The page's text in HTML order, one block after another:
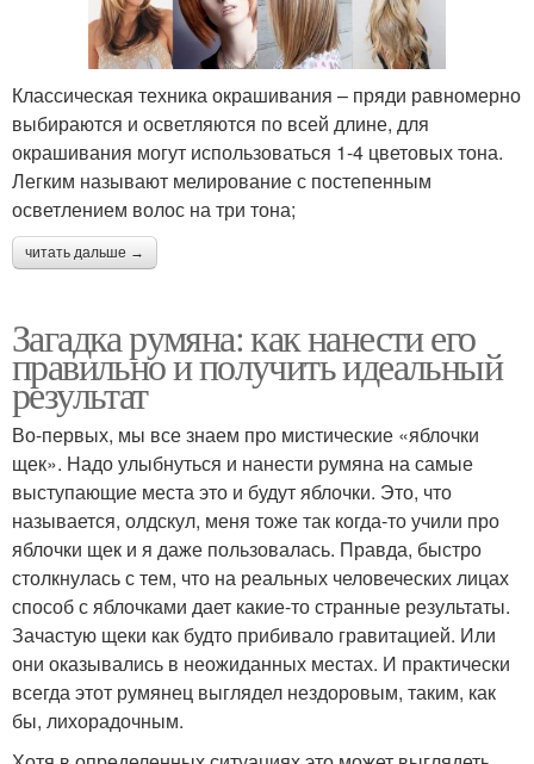
Классическая техника окрашивания – пряди равномерно
выбираются и осветляются по всей длине, для
окрашивания могут использоваться 1-4 цветовых тона.
Легким называют мелирование с постепенным
осветлением волос на три тона;
читать дальше →
Загадка румяна: как нанести его
правильно и получить идеальный
результат
Во-первых, мы все знаем про мистические «яблочки
щек». Надо улыбнуться и нанести румяна на самые
выступающие места это и будут яблочки. Это, что
называется, олдскул, меня тоже так когда-то учили про
яблочки щек и я даже пользовалась. Правда, быстро
столкнулась с тем, что на реальных человеческих лицах
способ с яблочками дает какие-то странные результаты.
Зачастую щеки как будто прибивало гравитацией. Или
они оказывались в неожиданных местах. И практически
всегда этот румянец выглядел нездоровым, таким, как
бы, лихорадочным.